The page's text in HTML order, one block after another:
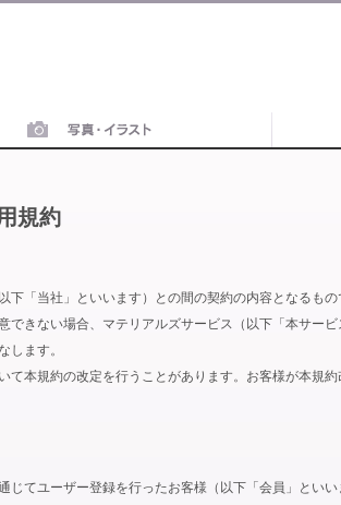
規約
下「当社」といいます）との間の契約の内容となるも
できない場合、マテリアルズサービス（以下「本サー
します。
て本規約の改定を行うことがあります。お客様が本規
じてユーザー登録を行ったお客様（以下「会員」とい